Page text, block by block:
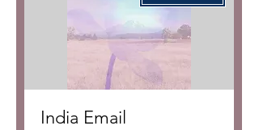
India Email